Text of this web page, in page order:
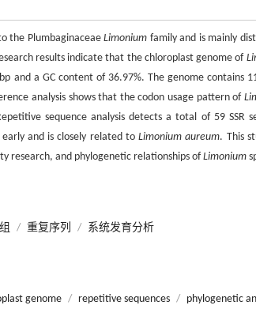
the PlumbaginaceaeLimonium family and is mainly
results indicate that the chloroplast genome of
and a GC content of 36.97%. The genome contains
analysis shows that the codon usage pattern of
sequence analysis detects a total of 59 SSR
early and is closely related toLimonium aureum. This
research, and phylogenetic relationships ofLimonium
/ 重复序列 / 系统发育分析
genome / repetitive sequences / phylogenetic